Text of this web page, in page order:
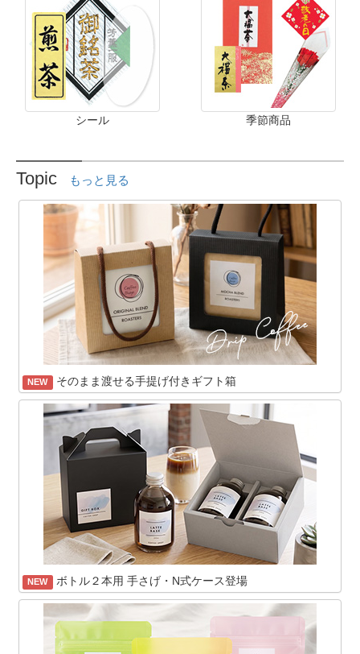
シール 季節商品
Topic もっと見る
NEW そのまま渡せる手提げ付きギフト箱
NEW ボトル２本用 手さげ・N式ケース登場